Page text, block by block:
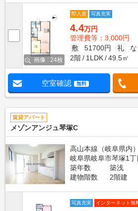
画像 : 24枚
即入居 写真充実
4.4万円
管理費等：3,000円
敷
51700円 礼
2階
1LDK 49.5㎡
空室確認 無料
賃貸アパート
メゾンアンジュ琴塚C
高山本線（岐阜県内
岐阜県岐阜市琴塚1丁
築年数
築浅
建物階数
2階建
写真充実 インターネット無